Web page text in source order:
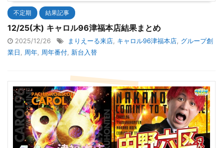
不定期 結果記事
12/25(木) キャロル96津福本店結果まとめ
2025/12/26 まりえーる来店, キャロル96津福本店, グループ創
業日, 周年, 周年番付, 新台入替